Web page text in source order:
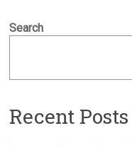
Search
Recent Posts